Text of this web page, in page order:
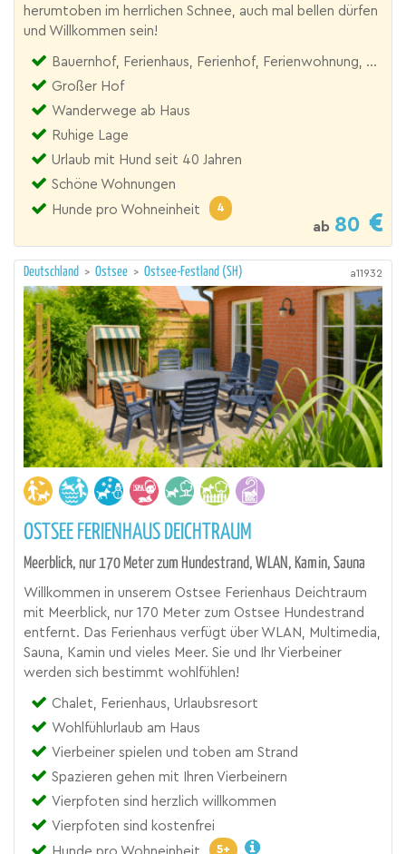
herumtoben im herrlichen Schnee, auch mal bellen dürfen
und Willkommen sein!
Bauernhof, Ferienhaus, Ferienhof, Ferienwohnung, Landhaus, Reiterhof
Großer Hof
Wanderwege ab Haus
Ruhige Lage
Urlaub mit Hund seit 40 Jahren
Schöne Wohnungen
Hunde pro Wohneinheit
4
ab 80
Deutschland > Ostsee > Ostsee-Festland (SH) a11932
OSTSEE FERIENHAUS DEICHTRAUM
Meerblick, nur 170 Meter zum Hundestrand, WLAN, Kamin, Sauna
Willkommen in unserem Ostsee Ferienhaus Deichtraum
mit Meerblick, nur 170 Meter zum Ostsee Hundestrand
entfernt. Das Ferienhaus verfügt über WLAN, Multimedia,
Sauna, Kamin und vieles Meer. Sie und Ihr Vierbeiner
werden sich bestimmt wohlfühlen!
Chalet, Ferienhaus, Urlaubsresort
Wohlfühlurlaub am Haus
Vierbeiner spielen und toben am Strand
Spazieren gehen mit Ihren Vierbeinern
Vierpfoten sind herzlich willkommen
Vierpfoten sind kostenfrei
5+